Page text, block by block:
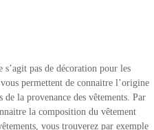
pas de décoration pour les
permettent de connaitre l’origine
la provenance des vêtements. Par
la composition du vêtement
vous trouverez par exemple